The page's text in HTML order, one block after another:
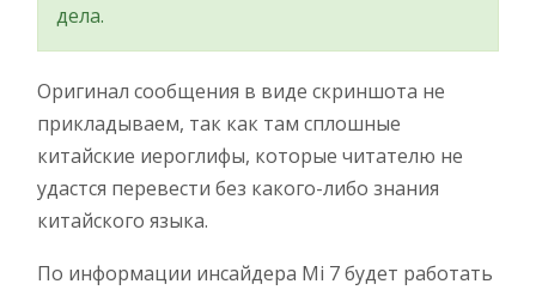
дела.
Оригинал сообщения в виде скриншота не
прикладываем, так как там сплошные
китайские иероглифы, которые читателю не
удастся перевести без какого-либо знания
китайского языка.
По информации инсайдера Mi 7 будет работать